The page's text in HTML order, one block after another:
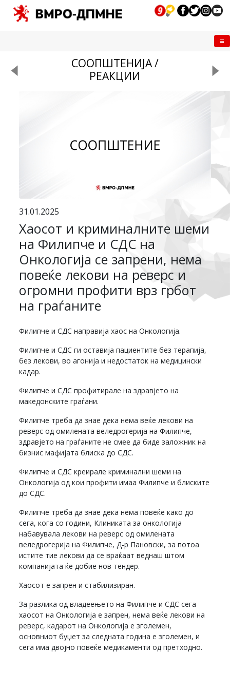
СООПШТЕНИЈА /
РЕАКЦИИ
31.01.2025
Хаосот и криминалните шеми
на Филипче и СДС на
Онкологија се запрени, нема
повеќе лекови на реверс и
огромни профити врз грбот
на граѓаните
Филипче и СДС направија хаос на Онкологија.
Филипче и СДС ги оставија пациентите без терапија,
без лекови, во агонија и недостаток на медицински
кадар.
Филипче и СДС профитирале на здравјето на
македонските граѓани.
Филипче треба да знае дека нема веќе лекови на
реверс од омилената веледрогерија на Филипче,
здравјето на граѓаните не смее да биде заложник на
бизнис мафијата блиска до СДС.
Филипче и СДС креирале криминални шеми на
Онкологија од кои профити имаа Филипче и блиските
до СДС.
Филипче треба да знае дека нема повеќе како до
сега, кога со години, Клиниката за онкологија
набавувала лекови на реверс од омилената
веледрогерија на Филипче, Д-р Пановски, за потоа
истите тие лекови да се враќаат веднаш штом
компанијата ќе добие нов тендер.
Хаосот е запрен и стабилизиран.
За разлика од владеењето на Филипче и СДС сега
хаосот на Онкологија е запрен, нема веќе лекови на
реверс, кадарот на Онкологија е зголемен,
основниот буџет за следната година е зголемен, и
сега има двојно повеќе медикаменти од претходно.